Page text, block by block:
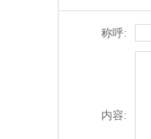
称呼:
内容: